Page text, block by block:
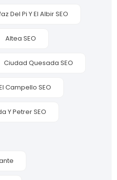
Del Pi Y El Albir SEO
Altea SEO
Ciudad Quesada SEO
Campello SEO
Y Petrer SEO